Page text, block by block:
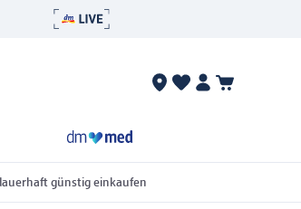
günstig einkaufen